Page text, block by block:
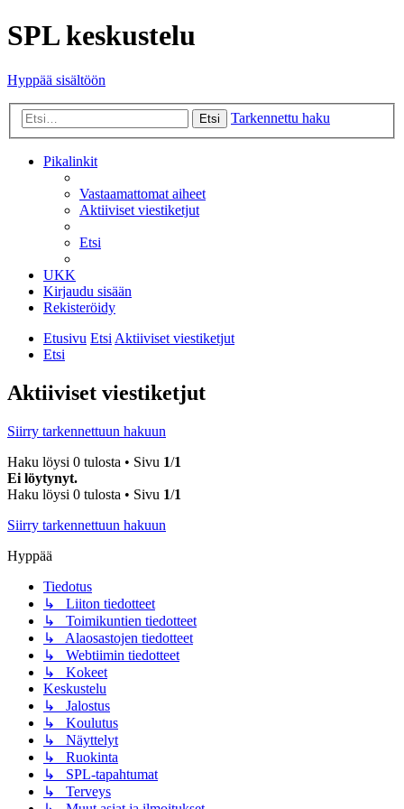
SPL keskustelu
Hyppää sisältöön
Etsi Tarkennettu haku
Pikalinkit
Vastaamattomat aiheet
Aktiiviset viestiketjut
Etsi
UKK
Kirjaudu sisään
Rekisteröidy
Etusivu EtsiAktiiviset viestiketjut
Etsi
Aktiiviset viestiketjut
Siirry tarkennettuun hakuun
Haku löysi 0 tulosta • Sivu 1/1
Ei löytynyt.
Haku löysi 0 tulosta • Sivu 1/1
Siirry tarkennettuun hakuun
Hyppää
Tiedotus
↳ Liiton tiedotteet
↳ Toimikuntien tiedotteet
↳ Alaosastojen tiedotteet
↳ Webtiimin tiedotteet
↳ Kokeet
Keskustelu
↳ Jalostus
↳ Koulutus
↳ Näyttelyt
↳ Ruokinta
↳ SPL-tapahtumat
↳ Terveys